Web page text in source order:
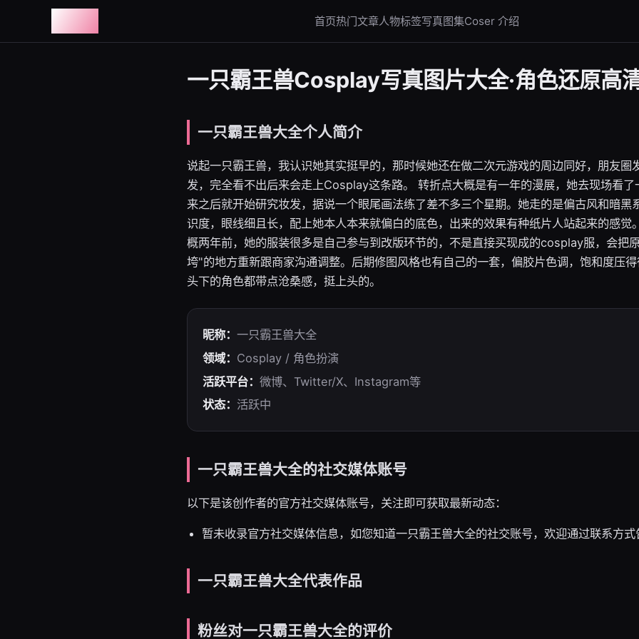
首页热门文章人物标签写真图集Coser 介绍
一只霸王兽Cosplay写真图片大全·角色还原高
一只霸王兽大全个人简介
说起一只霸王兽，我认识她其实挺早的，那时候她还在做二次元游戏的周边同好，朋友圈
发，完全看不出后来会走上Cosplay这条路。 转折点大概是有一年的漫展，她去现场看
来之后就开始研究妆发，据说一个眼尾画法练了差不多三个星期。她走的是偏古风和暗黑
识度，眼线细且长，配上她本人本来就偏白的底色，出来的效果有种纸片人站起来的感觉
概两年前，她的服装很多是自己参与到改版环节的，不是直接买现成的cosplay服，会把
垮"的地方重新跟商家沟通调整。后期修图风格也有自己的一套，偏胶片色调，饱和度压
头下的角色都带点沧桑感，挺上头的。
昵称： 一只霸王兽大全
领域： Cosplay / 角色扮演
活跃平台： 微博、Twitter/X、Instagram等
状态： 活跃中
一只霸王兽大全的社交媒体账号
以下是该创作者的官方社交媒体账号，关注即可获取最新动态：
暂未收录官方社交媒体信息，如您知道一只霸王兽大全的社交账号，欢迎通过联系方式
一只霸王兽大全代表作品
粉丝对一只霸王兽大全的评价